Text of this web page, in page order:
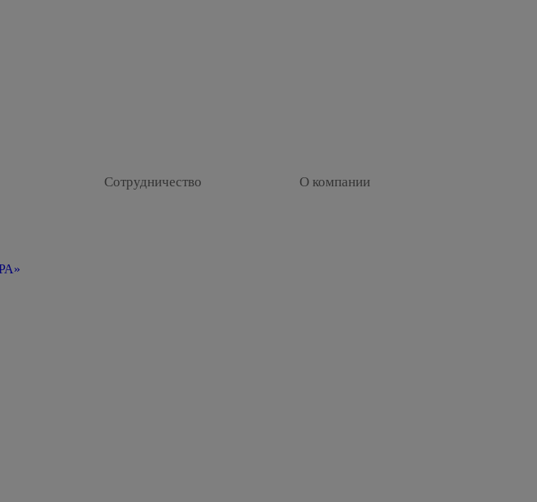
Сотрудничество О компании